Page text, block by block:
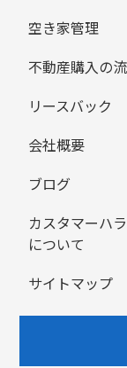
空き家管理
不動産購入の
リースバック
会社概要
ブログ
カスタマーハ
について
サイトマップ